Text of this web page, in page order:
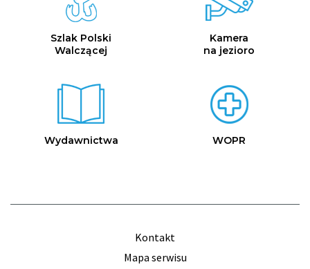
Szlak Polski
Walczącej
Kamera
na jezioro
ikona
Wydawnictwa
ikona
WOPR
Kontakt
Mapa serwisu